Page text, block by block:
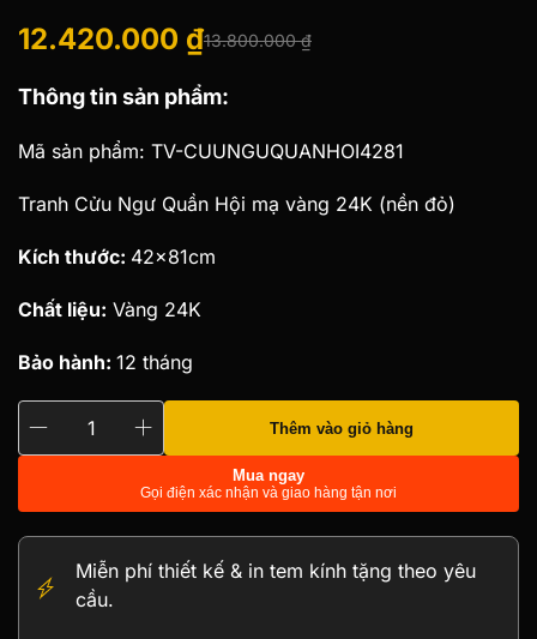
13.800.000₫
Giá
gốc
là:
13.800.000 ₫.
12.420.000 ₫
Giá
hiện
tại
là:
Thông tin sản phẩm:
Mã sản phẩm: TV-CUUNGUQUANHOI4281
Tranh Cửu Ngư Quần Hội mạ vàng 24K (nền đỏ)
Kích thước: 42x81cm
Chất liệu: Vàng 24K
Bảo hành: 12 tháng
dát
Thêm vào giỏ hàng
Mua ngay
Gọi điện xác nhận và giao hàng tận nơi
Miễn phí thiết kế & in tem kính tặng theo yêu
cầu.